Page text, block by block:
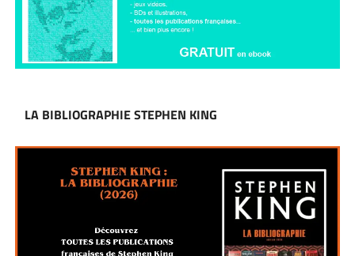
LA BIBLIOGRAPHIE STEPHEN KING